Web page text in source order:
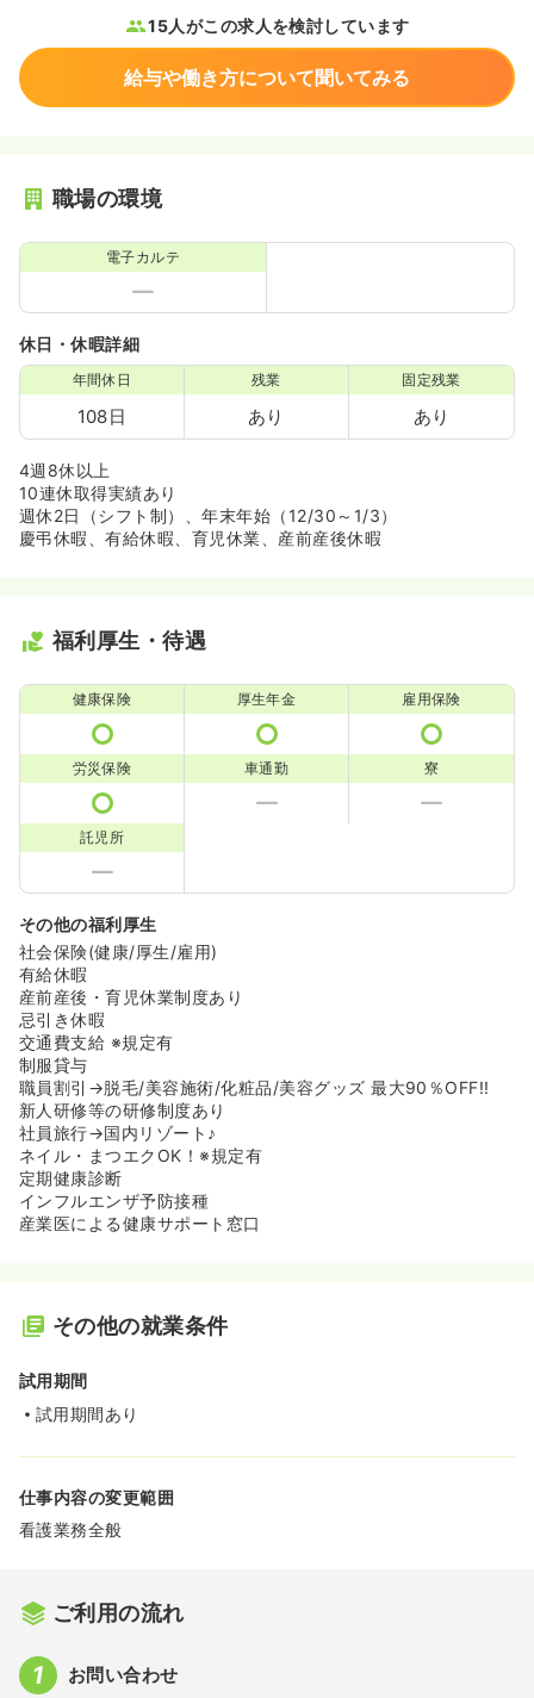
15人がこの求人を検討しています
給与や働き方について聞いてみる
職場の環境
電子カルテ
休日・休暇詳細
年間休日
108日
残業
あり
固定残業
あり
4週8休以上
10連休取得実績あり
週休2日（シフト制）、年末年始（12/30～1/3）
慶弔休暇、有給休暇、育児休業、産前産後休暇
福利厚生・待遇
健康保険 厚生年金 雇用保険
労災保険 車通勤 寮
託児所
その他の福利厚生
社会保険(健康/厚生/雇用)
有給休暇
産前産後・育児休業制度あり
忌引き休暇
交通費支給 ※規定有
制服貸与
職員割引→脱毛/美容施術/化粧品/美容グッズ 最大90％OFF!!
新人研修等の研修制度あり
社員旅行→国内リゾート♪
ネイル・まつエクOK！※規定有
定期健康診断
インフルエンザ予防接種
産業医による健康サポート窓口
その他の就業条件
試用期間
試用期間あり
仕事内容の変更範囲
看護業務全般
ご利用の流れ
お問い合わせ